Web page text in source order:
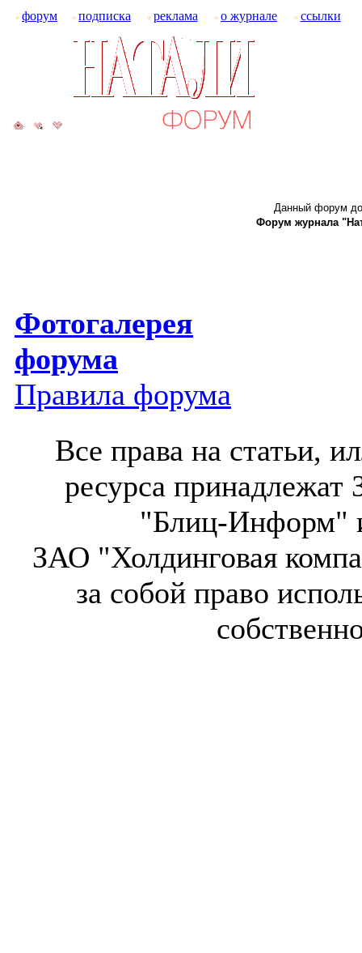
форум подписка реклама о журнале ссылки
Данный форум
Форум журнала
Фотогалерея
форума
Правила форума
Все права на статьи,
ресурса
"Блиц-Информ"
ЗАО "Холдинговая
за собой право